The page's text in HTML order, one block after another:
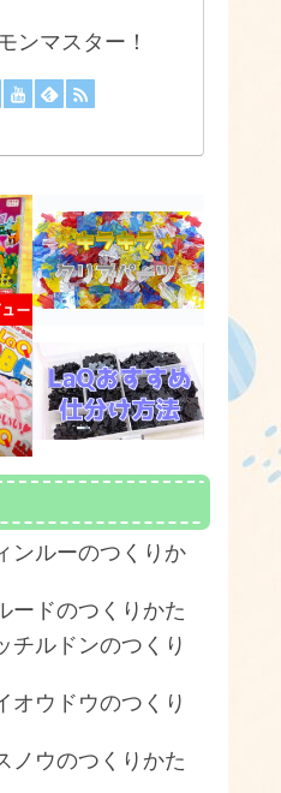
ンマスター！
ンルーのつくりか
ードのつくりかた
チルドンのつくり
オウドウのつくり
ノウのつくりかた